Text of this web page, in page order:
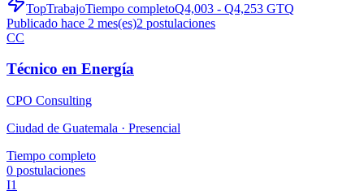
TopTrabajoTiempo completoQ4,003 - Q4,253 GTQ
Publicado hace 2 mes(es)2 postulaciones
CC
Técnico en Energía
CPO Consulting
Ciudad de Guatemala · Presencial
Tiempo completo
0 postulaciones
I1